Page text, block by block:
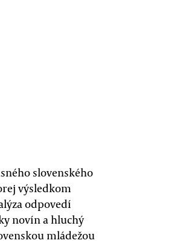
slovenského
výsledkom
odpovedí
novín a hluchý
mládežou